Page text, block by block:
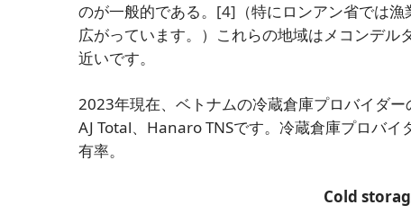
のが一般的である。 [4] （特にロンアン省では
広がっています。）これらの地域はメコンデ
近いです。
2023年現在、ベトナムの冷蔵倉庫プロバイダ
AJ Total、Hanaro TNSです。冷蔵倉庫プロバイ
有率。
Cold